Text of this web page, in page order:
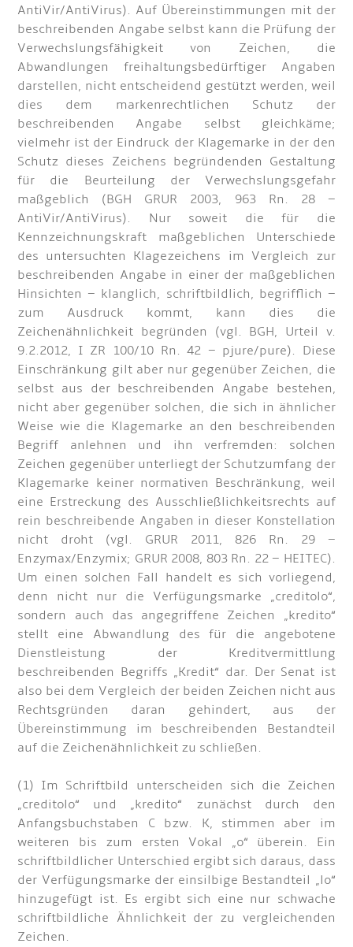
AntiVir/AntiVirus). Auf Übereinstimmungen mit der
beschreibenden Angabe selbst kann die Prüfung der
Verwechslungsfähigkeit von Zeichen, die
Abwandlungen freihaltungsbedürftiger Angaben
darstellen, nicht entscheidend gestützt werden, weil
dies dem markenrechtlichen Schutz der
beschreibenden Angabe selbst gleichkäme;
vielmehr ist der Eindruck der Klagemarke in der den
Schutz dieses Zeichens begründenden Gestaltung
für die Beurteilung der Verwechslungsgefahr
maßgeblich (BGH GRUR 2003, 963 Rn. 28 –
AntiVir/AntiVirus). Nur soweit die für die
Kennzeichnungskraft maßgeblichen Unterschiede
des untersuchten Klagezeichens im Vergleich zur
beschreibenden Angabe in einer der maßgeblichen
Hinsichten – klanglich, schriftbildlich, begrifflich –
zum Ausdruck kommt, kann dies die
Zeichenähnlichkeit begründen (vgl. BGH, Urteil v.
9.2.2012, I ZR 100/10 Rn. 42 – pjure/pure). Diese
Einschränkung gilt aber nur gegenüber Zeichen, die
selbst aus der beschreibenden Angabe bestehen,
nicht aber gegenüber solchen, die sich in ähnlicher
Weise wie die Klagemarke an den beschreibenden
Begriff anlehnen und ihn verfremden: solchen
Zeichen gegenüber unterliegt der Schutzumfang der
Klagemarke keiner normativen Beschränkung, weil
eine Erstreckung des Ausschließlichkeitsrechts auf
rein beschreibende Angaben in dieser Konstellation
nicht droht (vgl. GRUR 2011, 826 Rn. 29 –
Enzymax/Enzymix; GRUR 2008, 803 Rn. 22 – HEITEC).
Um einen solchen Fall handelt es sich vorliegend,
denn nicht nur die Verfügungsmarke „creditolo“,
sondern auch das angegriffene Zeichen „kredito“
stellt eine Abwandlung des für die angebotene
Dienstleistung der Kreditvermittlung
beschreibenden Begriffs „Kredit“ dar. Der Senat ist
also bei dem Vergleich der beiden Zeichen nicht aus
Rechtsgründen daran gehindert, aus der
Übereinstimmung im beschreibenden Bestandteil
auf die Zeichenähnlichkeit zu schließen.
(1) Im Schriftbild unterscheiden sich die Zeichen
„creditolo“ und „kredito“ zunächst durch den
Anfangsbuchstaben C bzw. K, stimmen aber im
weiteren bis zum ersten Vokal „o“ überein. Ein
schriftbildlicher Unterschied ergibt sich daraus, dass
der Verfügungsmarke der einsilbige Bestandteil „lo“
hinzugefügt ist. Es ergibt sich eine nur schwache
schriftbildliche Ähnlichkeit der zu vergleichenden
Zeichen.